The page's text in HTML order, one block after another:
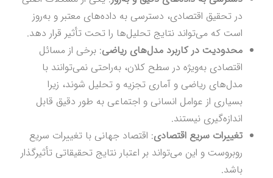
در تحقیق اقتصادی، دسترسی به داده‌های معتبر و به‌روز
است که می‌تواند نتایج تحلیل‌ها را تحت تأثیر قرار دهد.
محدودیت در کاربرد مدل‌های ریاضی: برخی از مسائل
اقتصادی به‌ویژه در سطح کلان، به‌راحتی نمی‌توانند با
مدل‌های ریاضی و آماری تجزیه و تحلیل شوند، زیرا
بسیاری از عوامل انسانی و اجتماعی به طور دقیق قابل
اندازه‌گیری نیستند.
تغییرات سریع اقتصادی: اقتصاد جهانی با تغییرات سریع
روبروست و این می‌تواند بر اعتبار نتایج تحقیقاتی تأثیرگذار
باشد.